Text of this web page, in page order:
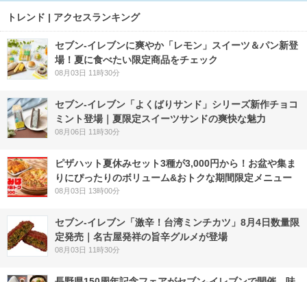
トレンド | アクセスランキング
セブン‐イレブンに爽やか「レモン」スイーツ＆パン新登
場！夏に食べたい限定商品をチェック
08月03日 11時30分
セブン‐イレブン「よくばりサンド」シリーズ新作チョコ
ミント登場｜夏限定スイーツサンドの爽快な魅力
08月06日 11時30分
ピザハット夏休みセット3種が3,000円から！お盆や集ま
りにぴったりのボリューム&おトクな期間限定メニュー
08月03日 13時00分
セブン-イレブン「激辛！台湾ミンチカツ」8月4日数量限
定発売｜名古屋発祥の旨辛グルメが登場
08月03日 11時30分